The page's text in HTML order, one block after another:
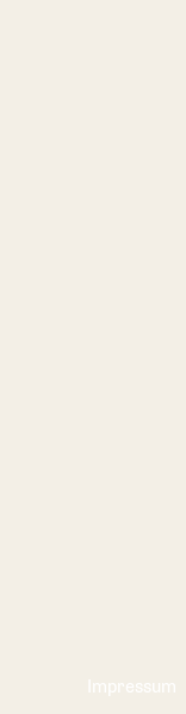
Impressum